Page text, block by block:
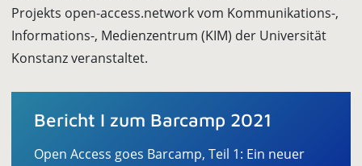
Projekts open-access.network vom Kommunikations-,
Informations-, Medienzentrum (KIM) der Universität
Konstanz veranstaltet.
Bericht I zum Barcamp 2021
Open Access goes Barcamp, Teil 1: Ein neuer